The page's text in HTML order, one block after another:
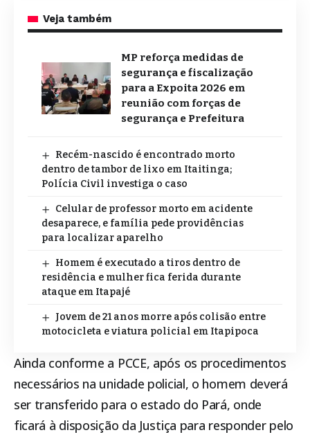
Veja também
MP reforça medidas de
segurança e fiscalização
para a Expoita 2026 em
reunião com forças de
segurança e Prefeitura
Recém-nascido é encontrado morto
dentro de tambor de lixo em Itaitinga;
Polícia Civil investiga o caso
Celular de professor morto em acidente
desaparece, e família pede providências
para localizar aparelho
Homem é executado a tiros dentro de
residência e mulher fica ferida durante
ataque em Itapajé
Jovem de 21 anos morre após colisão entre
motocicleta e viatura policial em Itapipoca
Ainda conforme a PCCE, após os procedimentos
necessários na unidade policial, o homem deverá
ser transferido para o estado do Pará, onde
ficará à disposição da Justiça para responder pelo